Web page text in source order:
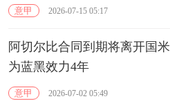
意甲 2026-07-15 05:17
阿切尔比合同到期将离开国米
为蓝黑效力4年
意甲 2026-07-02 05:49